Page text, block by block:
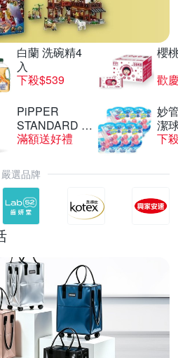
白蘭 洗碗精4
入
下殺$539
櫻
歡
PiPPER
STANDARD 沛
柏
滿額送好禮
妙
潔
下
嚴選品牌